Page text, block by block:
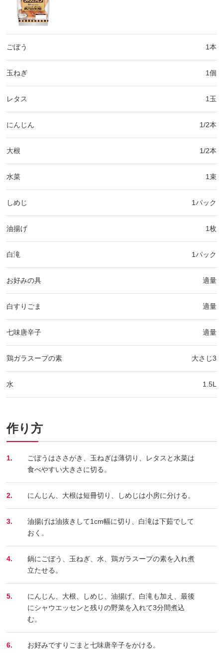
ごぼう 1本
玉ねぎ 1個
レタス 1玉
にんじん 1/2本
大根 1/2本
水菜 1束
しめじ 1パック
油揚げ 1枚
白滝 1パック
お好みの具 適量
白すりごま 適量
七味唐辛子 適量
鶏ガラスープの素 大さじ3
水 1.5L
作り方
1.
ごぼうはささがき、玉ねぎは薄切り、レタスと水菜は
食べやすい大きさに切る。
2. にんじん、大根は短冊切り、しめじは小房に分ける。
3.
油揚げは油抜きして1cm幅に切り、白滝は下茹でして
おく。
4.
鍋にごぼう、玉ねぎ、水、鶏ガラスープの素を入れ煮
立たせる。
5.
にんじん、大根、しめじ、油揚げ、白滝も加え、最後
にシャウエッセンと残りの野菜を入れて3分間煮込
む。
6. お好みですりごまと七味唐辛子をかける。